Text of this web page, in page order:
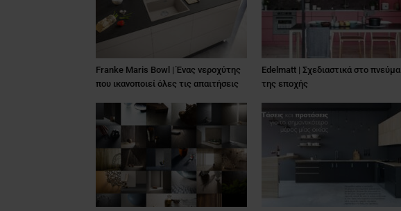
Franke Maris Bowl | Ένας νεροχύτης
που ικανοποιεί όλες τις απαιτήσεις
Edelmatt | Σχεδιαστικά στο πνεύμα
της εποχής